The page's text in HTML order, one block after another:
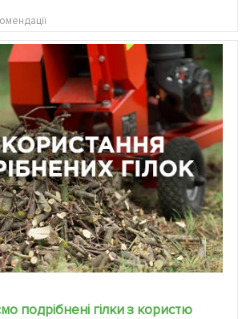
подрібнені гілки з користю